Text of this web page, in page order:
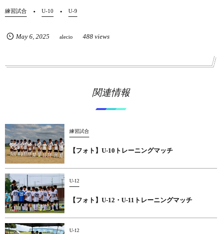
練習試合 U-10 U-9
May 6, 2025 alecio 488 views
関連情報
練習試合
【フォト】U-10トレーニングマッチ
U-12
【フォト】U-12・U-11トレーニングマッチ
U-12